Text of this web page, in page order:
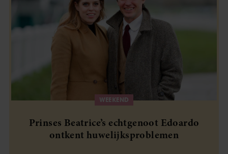
WEEKEND
Prinses Beatrice’s echtgenoot Edoardo
ontkent huwelijksproblemen